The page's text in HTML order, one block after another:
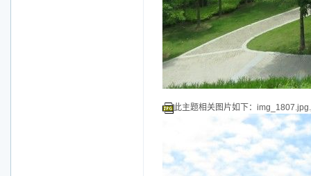
此主题相关图片如下：